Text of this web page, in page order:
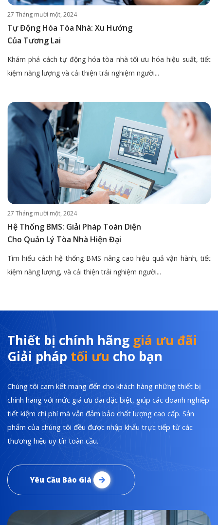
27 Tháng mười một, 2024
Tự Động Hóa Tòa Nhà: Xu Hướng
Của Tương Lai
Khám phá cách tự động hóa tòa nhà tối ưu hóa hiệu suất, tiết
kiệm năng lượng và cải thiện trải nghiệm người...
27 Tháng mười một, 2024
Hệ Thống BMS: Giải Pháp Toàn Diện
Cho Quản Lý Tòa Nhà Hiện Đại
Tìm hiểu cách hệ thống BMS nâng cao hiệu quả vận hành, tiết
kiệm năng lượng, và cải thiện trải nghiệm người...
Thiết bị chính hãng giá ưu đãi
Giải pháp tối ưu cho bạn
Chúng tôi cam kết mang đến cho khách hàng những thiết bị
chính hãng với mức giá ưu đãi đặc biệt, giúp các doanh nghiệp
tiết kiệm chi phí mà vẫn đảm bảo chất lượng cao cấp. Sản
phẩm của chúng tôi đều được nhập khẩu trực tiếp từ các
thương hiệu uy tín toàn cầu.
Yêu Cầu Báo Giá